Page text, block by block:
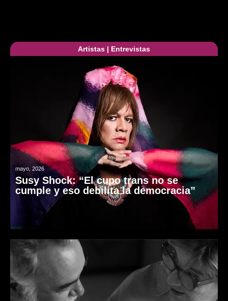
Artistas | Entrevistas
mayo, 2026
Susy Shock: “El cupo trans no se
cumple y eso debilita la democracia”